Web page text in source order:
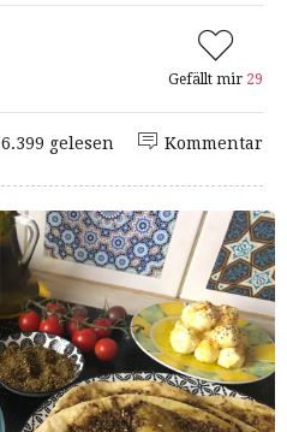
Gefällt mir 29
Kommentar
6.399 gelesen